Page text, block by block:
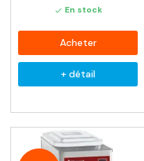
 En stock
Acheter
+ détail